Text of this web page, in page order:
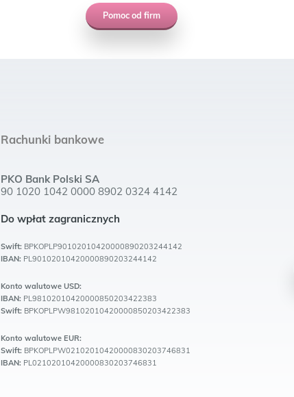
Pomoc od firm
Rachunki bankowe
PKO Bank Polski SA
90 1020 1042 0000 8902 0324 4142
Do wpłat zagranicznych
Swift: BPKOPLP90102010420000890203244142
IBAN: PL90102010420000890203244142
Konto walutowe USD:
IBAN: PL98102010420000850203422383
Swift: BPKOPLPW98102010420000850203422383
Konto walutowe EUR:
Swift:BPKOPLPW02102010420000830203746831
IBAN:PL02102010420000830203746831